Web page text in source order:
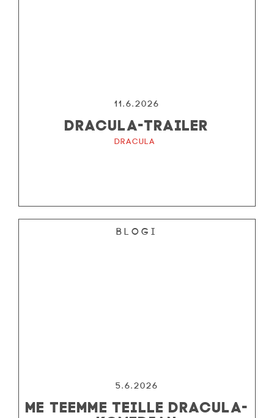
11.6.2026
DRACULA-TRAILER
Dracula
Blogi
5.6.2026
ME TEEMME TEILLE DRACULA-